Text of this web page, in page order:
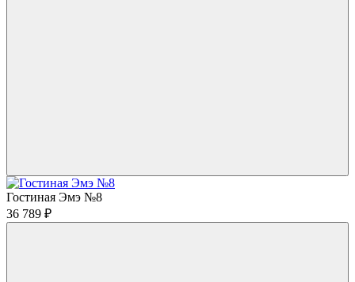
Гостиная Эмэ №8
36 789 ₽